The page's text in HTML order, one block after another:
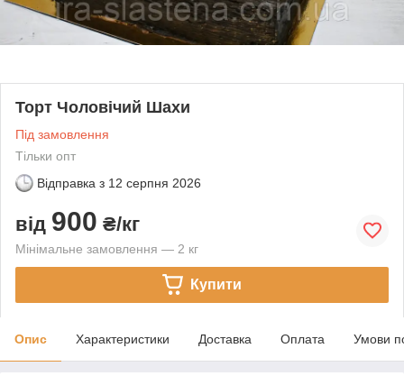
Торт Чоловічий Шахи
Під замовлення
Тільки опт
Відправка з 12 серпня 2026
від 900 ₴/кг
Мінімальне замовлення — 2 кг
Купити
Опис Характеристики Доставка Оплата Умови